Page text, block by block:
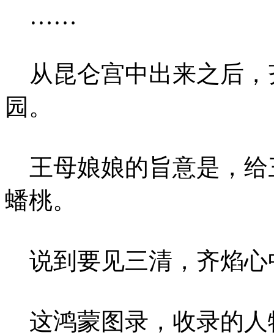
……
从昆仑宫中出来之后，
园。
王母娘娘的旨意是，给
蟠桃。
说到要见三清，齐焰心
这鸿蒙图录，收录的人